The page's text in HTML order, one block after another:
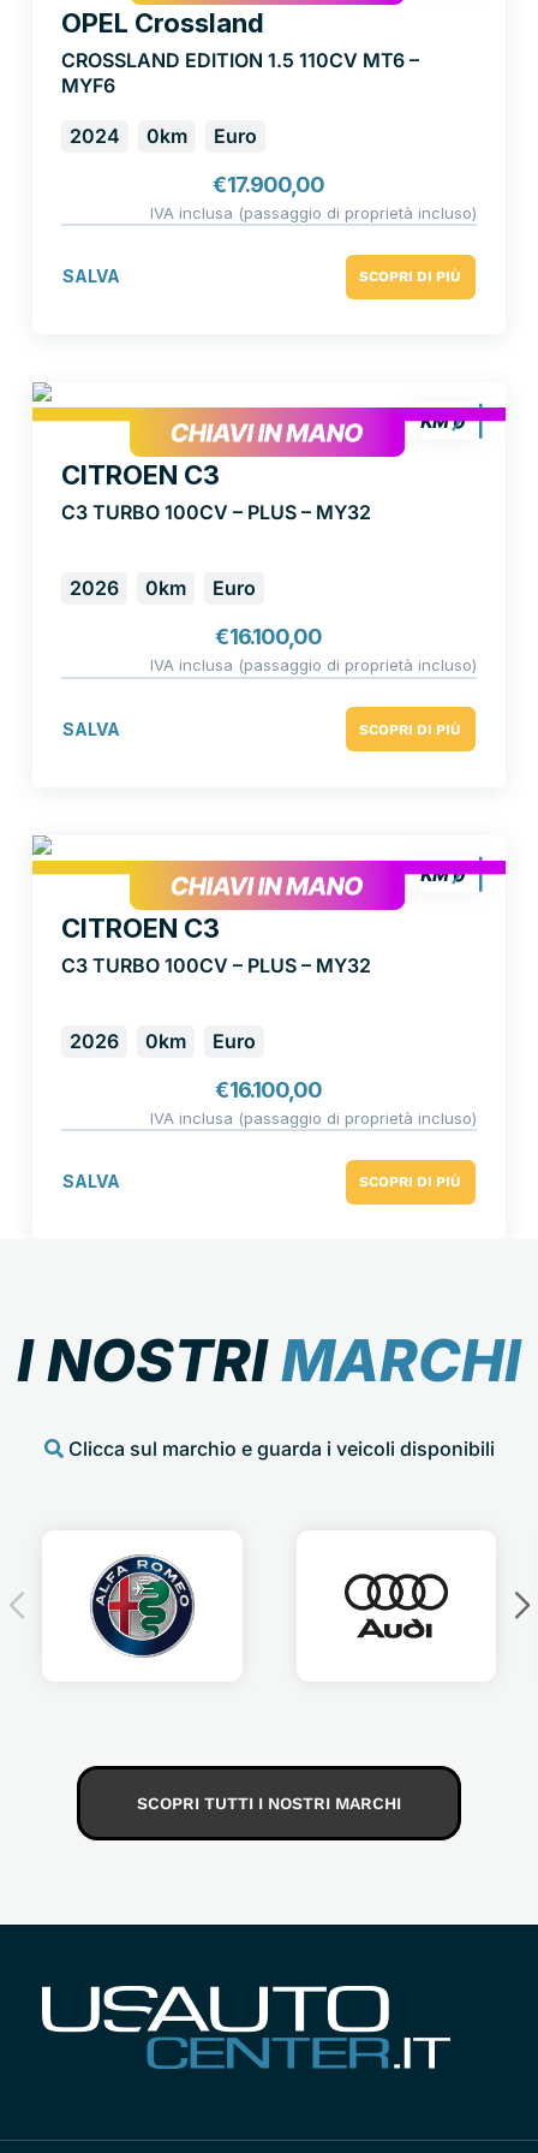
OPEL Crossland
CROSSLAND EDITION 1.5 110CV MT6 –
MYF6
2024 0km Euro
€17.900,00
IVA inclusa (passaggio di proprietà incluso)
SALVA SCOPRI DI PIÙ
CITROEN C3
C3 TURBO 100CV – PLUS – MY32
2026 0km Euro
€16.100,00
IVA inclusa (passaggio di proprietà incluso)
SALVA SCOPRI DI PIÙ
CITROEN C3
C3 TURBO 100CV – PLUS – MY32
2026 0km Euro
€16.100,00
IVA inclusa (passaggio di proprietà incluso)
SALVA SCOPRI DI PIÙ
I NOSTRIMARCHI
Clicca sul marchio e guarda i veicoli disponibili
SCOPRI TUTTI I NOSTRI MARCHI